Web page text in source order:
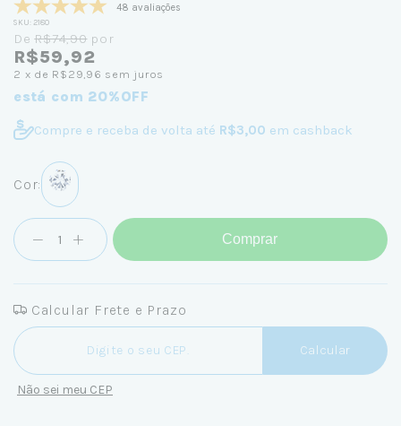
48 avaliações
SKU: 2180
DeR$74,90por
R$59,92
2 x de R$29,96 sem juros
está com 20%OFF
Compre e receba de volta até R$3,00 em cashback
Cor:
Comprar
Calcular Frete e Prazo
Entregas para o CEP:
Calcular
Não sei meu CEP